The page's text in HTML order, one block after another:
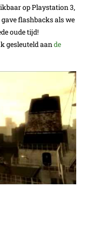
op Playstation 3,
gave flashbacks als we
oude tijd!
gesleuteld aande